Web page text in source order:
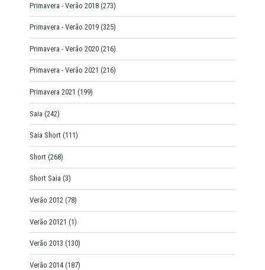
Primavera - Verão 2018 (273)
Primavera - Verão 2019 (325)
Primavera - Verão 2020 (216)
Primavera - Verão 2021 (216)
Primavera 2021 (199)
Saia (242)
Saia Short (111)
Short (268)
Short Saia (3)
Verão 2012 (78)
Verão 20121 (1)
Verão 2013 (130)
Verão 2014 (187)